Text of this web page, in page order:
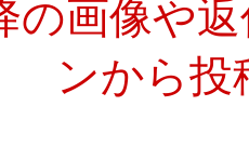
の画像や
ンから投